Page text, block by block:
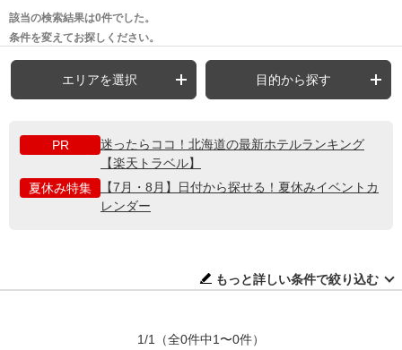
該当の検索結果は0件でした。
条件を変えてお探しください。
エリアを選択 目的から探す
PR
迷ったらココ！北海道の最新ホテルランキング
【楽天トラベル】
夏休み特集
【7月・8月】日付から探せる！夏休みイベントカ
レンダー
もっと詳しい条件で絞り込む
1/1 （全0件中1〜0件）